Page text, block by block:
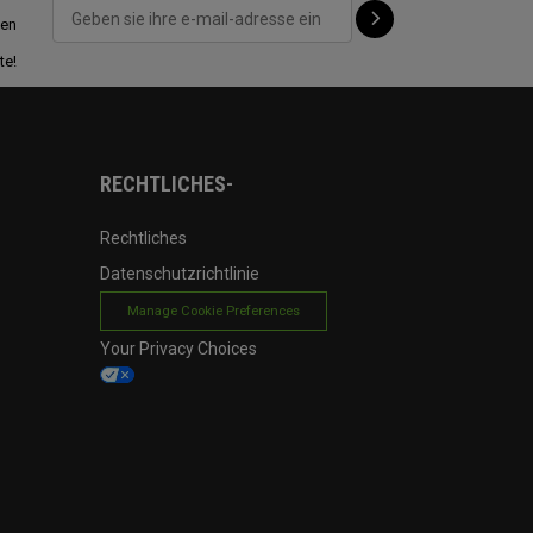
RECHTLICHES-
Rechtliches
Datenschutzrichtlinie
Manage Cookie Preferences
Your Privacy Choices